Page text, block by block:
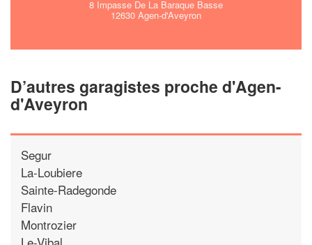
8 Impasse De La Baraque Basse
12630 Agen-d'Aveyron
D’autres garagistes proche d'Agen-
d'Aveyron
Segur
La-Loubiere
Sainte-Radegonde
Flavin
Montrozier
Le-Vibal